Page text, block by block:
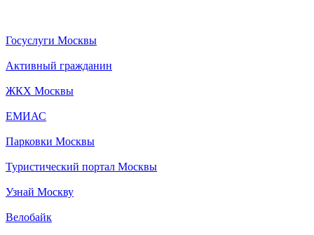
Госуслуги Москвы
Активный гражданин
ЖКХ Москвы
ЕМИАС
Парковки Москвы
Туристический портал Москвы
Узнай Москву
Велобайк